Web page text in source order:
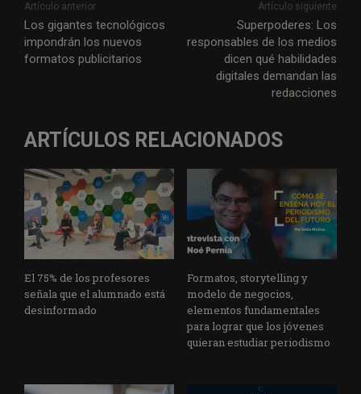
Artículo anterior
Los gigantes tecnológicos
impondrán los nuevos
formatos publicitarios
Artículo siguiente
Superpoderes: Los
responsables de los medios
dicen qué habilidades
digitales demandan las
redacciones
ARTÍCULOS RELACIONADOS
El 75% de los profesores
señala que el alumnado está
desinformado
Formatos, storytelling y
modelo de negocios,
elementos fundamentales
para lograr que los jóvenes
quieran estudiar periodismo